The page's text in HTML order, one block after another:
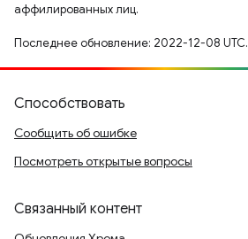
аффилированных лиц.
Последнее обновление: 2022-12-08 UTC.
Способствовать
Сообщить об ошибке
Посмотреть открытые вопросы
Связанный контент